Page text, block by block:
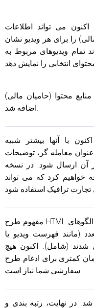
می تواند اطلاعات
را برای هر ویدیو نشان
تمام ویدیوهای مربوط به
محتوا (حامیان مالی)
اضافه شد.
با آنها بیشتر شبیه
معامله گر، توضیحات
آن ارسال شود. در نسخه
خواهیم کرد که می تواند
مفهوم طرح HTML وب سایت آزمایشی بهبود یافته است. الگوهای
(مانند فهرست ویدیو یا
شدند (شامل). اکنون هیچ
کمتری برای ادغام طرح
سفارشی شما نیاز است.
در نهایت، رتبه بندی و